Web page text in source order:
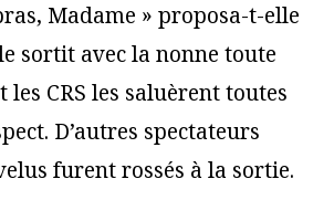
Madame » proposa-t-elle
sortit avec la nonne toute
les CRS les saluèrent toutes
D’autres spectateurs
furent rossés à la sortie.